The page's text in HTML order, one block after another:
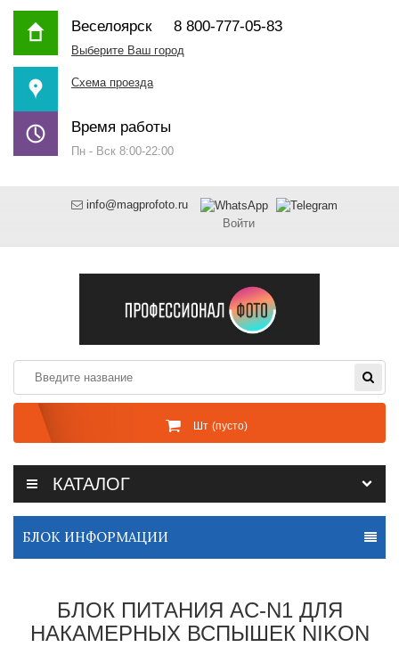
Веселоярск8 800-777-05-83
Выберите Ваш город
Схема проезда
Время работы
Пн - Вск 8:00-22:00
info@magprofoto.ru
Войти
Шт (пусто)
КАТАЛОГ
БЛОК ИНФОРМАЦИИ
БЛОК ПИТАНИЯ AC-N1 ДЛЯ
НАКАМЕРНЫХ ВСПЫШЕК NIKON